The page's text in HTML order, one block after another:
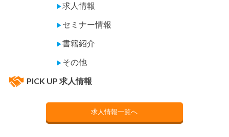
▶求人情報
▶ セミナー情報
▶書籍紹介
▶ その他
PICK UP 求人情報
求人情報一覧へ